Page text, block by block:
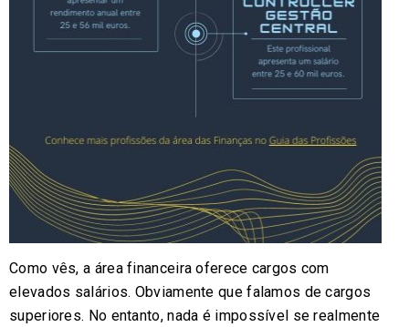
Como vês, a área financeira oferece cargos com
elevados salários. Obviamente que falamos de cargos
superiores. No entanto, nada é impossível se realmente